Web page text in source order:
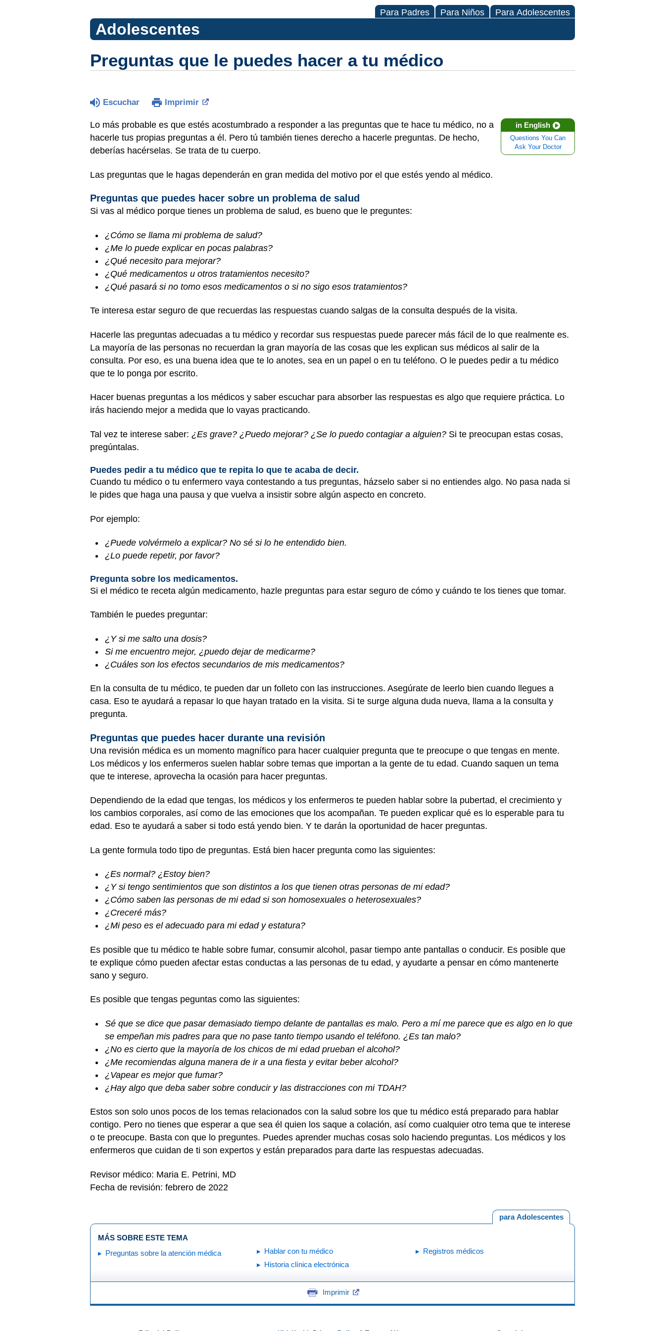
Para Padres Para Niños Para Adolescentes
Adolescentes
Preguntas que le puedes hacer a tu médico
Escuchar Imprimir
in English
Questions You Can
Ask Your Doctor
Lo más probable es que estés acostumbrado a responder a las preguntas que te hace tu médico, no a
hacerle tus propias preguntas a él. Pero tú también tienes derecho a hacerle preguntas. De hecho,
deberías hacérselas. Se trata de tu cuerpo.
Las preguntas que le hagas dependerán en gran medida del motivo por el que estés yendo al médico.
Preguntas que puedes hacer sobre un problema de salud
Si vas al médico porque tienes un problema de salud, es bueno que le preguntes:
¿Cómo se llama mi problema de salud?
¿Me lo puede explicar en pocas palabras?
¿Qué necesito para mejorar?
¿Qué medicamentos u otros tratamientos necesito?
¿Qué pasará si no tomo esos medicamentos o si no sigo esos tratamientos?
Te interesa estar seguro de que recuerdas las respuestas cuando salgas de la consulta después de la visita.
Hacerle las preguntas adecuadas a tu médico y recordar sus respuestas puede parecer más fácil de lo que realmente es.
La mayoría de las personas no recuerdan la gran mayoría de las cosas que les explican sus médicos al salir de la
consulta. Por eso, es una buena idea que te lo anotes, sea en un papel o en tu teléfono. O le puedes pedir a tu médico
que te lo ponga por escrito.
Hacer buenas preguntas a los médicos y saber escuchar para absorber las respuestas es algo que requiere práctica. Lo
irás haciendo mejor a medida que lo vayas practicando.
Tal vez te interese saber: ¿Es grave? ¿Puedo mejorar? ¿Se lo puedo contagiar a alguien? Si te preocupan estas cosas,
pregúntalas.
Puedes pedir a tu médico que te repita lo que te acaba de decir.
Cuando tu médico o tu enfermero vaya contestando a tus preguntas, házselo saber si no entiendes algo. No pasa nada si
le pides que haga una pausa y que vuelva a insistir sobre algún aspecto en concreto.
Por ejemplo:
¿Puede volvérmelo a explicar? No sé si lo he entendido bien.
¿Lo puede repetir, por favor?
Pregunta sobre los medicamentos.
Si el médico te receta algún medicamento, hazle preguntas para estar seguro de cómo y cuándo te los tienes que tomar.
También le puedes preguntar:
¿Y si me salto una dosis?
Si me encuentro mejor, ¿puedo dejar de medicarme?
¿Cuáles son los efectos secundarios de mis medicamentos?
En la consulta de tu médico, te pueden dar un folleto con las instrucciones. Asegúrate de leerlo bien cuando llegues a
casa. Eso te ayudará a repasar lo que hayan tratado en la visita. Si te surge alguna duda nueva, llama a la consulta y
pregunta.
Preguntas que puedes hacer durante una revisión
Una revisión médica es un momento magnífico para hacer cualquier pregunta que te preocupe o que tengas en mente.
Los médicos y los enfermeros suelen hablar sobre temas que importan a la gente de tu edad. Cuando saquen un tema
que te interese, aprovecha la ocasión para hacer preguntas.
Dependiendo de la edad que tengas, los médicos y los enfermeros te pueden hablar sobre la pubertad, el crecimiento y
los cambios corporales, así como de las emociones que los acompañan. Te pueden explicar qué es lo esperable para tu
edad. Eso te ayudará a saber si todo está yendo bien. Y te darán la oportunidad de hacer preguntas.
La gente formula todo tipo de preguntas. Está bien hacer pregunta como las siguientes:
¿Es normal? ¿Estoy bien?
¿Y si tengo sentimientos que son distintos a los que tienen otras personas de mi edad?
¿Cómo saben las personas de mi edad si son homosexuales o heterosexuales?
¿Creceré más?
¿Mi peso es el adecuado para mi edad y estatura?
Es posible que tu médico te hable sobre fumar, consumir alcohol, pasar tiempo ante pantallas o conducir. Es posible que
te explique cómo pueden afectar estas conductas a las personas de tu edad, y ayudarte a pensar en cómo mantenerte
sano y seguro.
Es posible que tengas peguntas como las siguientes:
Sé que se dice que pasar demasiado tiempo delante de pantallas es malo. Pero a mí me parece que es algo en lo que
se empeñan mis padres para que no pase tanto tiempo usando el teléfono. ¿Es tan malo?
¿No es cierto que la mayoría de los chicos de mi edad prueban el alcohol?
¿Me recomiendas alguna manera de ir a una fiesta y evitar beber alcohol?
¿Vapear es mejor que fumar?
¿Hay algo que deba saber sobre conducir y las distracciones con mi TDAH?
Estos son solo unos pocos de los temas relacionados con la salud sobre los que tu médico está preparado para hablar
contigo. Pero no tienes que esperar a que sea él quien los saque a colación, así como cualquier otro tema que te interese
o te preocupe. Basta con que lo preguntes. Puedes aprender muchas cosas solo haciendo preguntas. Los médicos y los
enfermeros que cuidan de ti son expertos y están preparados para darte las respuestas adecuadas.
Revisor médico: Maria E. Petrini, MD
Fecha de revisión: febrero de 2022
para Adolescentes
MÁS SOBRE ESTE TEMA
Preguntas sobre la atención médica
Hablar con tu médico
Historia clínica electrónica
Registros médicos
Imprimir